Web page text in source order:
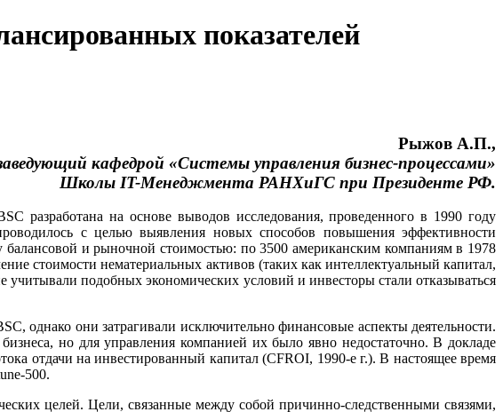
показателей
Рыжов А.П.,
кафедрой «Системы управления бизнес-процессами»
Школы IT-Менеджмента РАНХиГС при Президенте РФ.
разработана на основе выводов исследования, проведенного в 1990 году
с целью выявления новых способов повышения эффективности
балансовой и рыночной стоимостью: по 3500 американским компаниям в 1978
стоимости нематериальных активов (таких как интеллектуальный капитал,
подобных экономических условий и инвесторы стали отказываться
однако они затрагивали исключительно финансовые аспекты деятельности.
но для управления компанией их было явно недостаточно. В докладе
отдачи на инвестированный капитал (CFROI, 1990-е г.). В настоящее время
500.
целей. Цели, связанные между собой причинно-следственными связями,